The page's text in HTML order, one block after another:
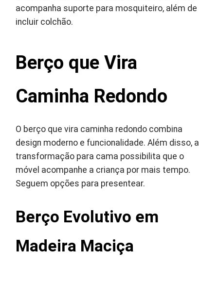
acompanha suporte para mosquiteiro, além de
incluir colchão.
Berço que Vira
Caminha Redondo
O berço que vira caminha redondo combina
design moderno e funcionalidade. Além disso, a
transformação para cama possibilita que o
móvel acompanhe a criança por mais tempo.
Seguem opções para presentear.
Berço Evolutivo em
Madeira Maciça